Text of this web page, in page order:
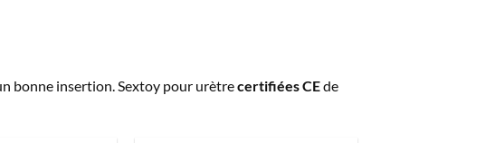
bonne insertion. Sextoy pour urètrecertifiées CEde